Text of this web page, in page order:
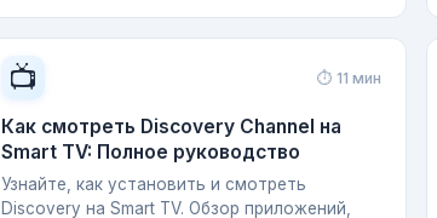
📺 ⏱ 11 мин
Как смотреть Discovery Channel на
Smart TV: Полное руководство
Узнайте, как установить и смотреть
Discovery на Smart TV. Обзор приложений,